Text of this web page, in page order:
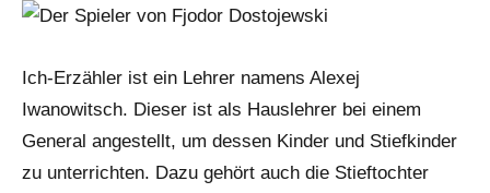
Ich-Erzähler ist ein Lehrer namens Alexej
Iwanowitsch. Dieser ist als Hauslehrer bei einem
General angestellt, um dessen Kinder und Stiefkinder
zu unterrichten. Dazu gehört auch die Stieftochter